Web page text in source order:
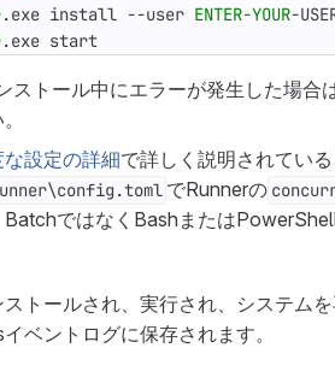
.exe install --user ENTER-YOUR-
.exe start
ストール中にエラーが発生した場合は
設定の詳細で詳しく説明されてい
でRunnerの
ではなくBashまたは
トールされ、実行され、システム
ベントログに保存されます。